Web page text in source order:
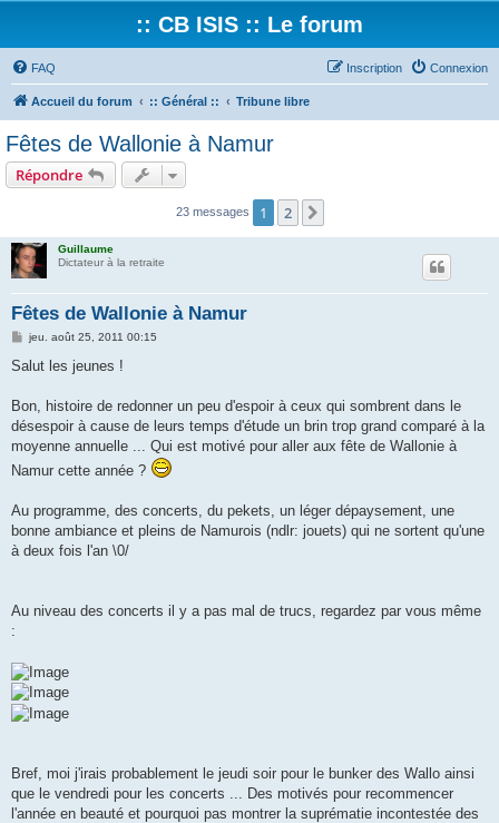
:: CB ISIS :: Le forum
FAQ Connexion
Inscription
Accueil du forum :: Général :: Tribune libre
Fêtes de Wallonie à Namur
Répondre
23 messages 1 2
Guillaume
Dictateur à la retraite
Fêtes de Wallonie à Namur
M
s
g
jeu. août 25, 2011 00:15
Salut les jeunes !
Bon, histoire de redonner un peu d'espoir à ceux qui sombrent dans le
désespoir à cause de leurs temps d'étude un brin trop grand comparé à la
moyenne annuelle ... Qui est motivé pour aller aux fête de Wallonie à
Namur cette année ?
Au programme, des concerts, du pekets, un léger dépaysement, une
bonne ambiance et pleins de Namurois (ndlr: jouets) qui ne sortent qu'une
à deux fois l'an \0/
Au niveau des concerts il y a pas mal de trucs, regardez par vous même
:
Bref, moi j'irais probablement le jeudi soir pour le bunker des Wallo ainsi
que le vendredi pour les concerts ... Des motivés pour recommencer
l'année en beauté et pourquoi pas montrer la suprématie incontestée des